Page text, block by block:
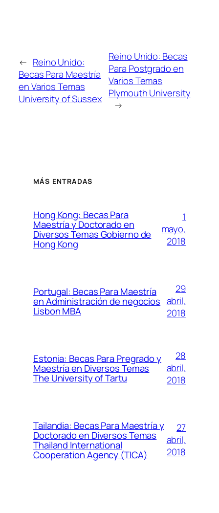
← Reino Unido:
Becas Para Maestría
en Varios Temas
University of Sussex
Reino Unido: Becas
Para Postgrado en
Varios Temas
Plymouth University
→
MÁS ENTRADAS
Hong Kong: Becas Para
Maestría y Doctorado en
Diversos Temas Gobierno de
Hong Kong
1
mayo,
2018
Portugal: Becas Para Maestría
en Administración de negocios
Lisbon MBA
29
abril,
2018
Estonia: Becas Para Pregrado y
Maestría en Diversos Temas
The University of Tartu
28
abril,
2018
Tailandia: Becas Para Maestría y
Doctorado en Diversos Temas
Thailand International
Cooperation Agency (TICA)
27
abril,
2018